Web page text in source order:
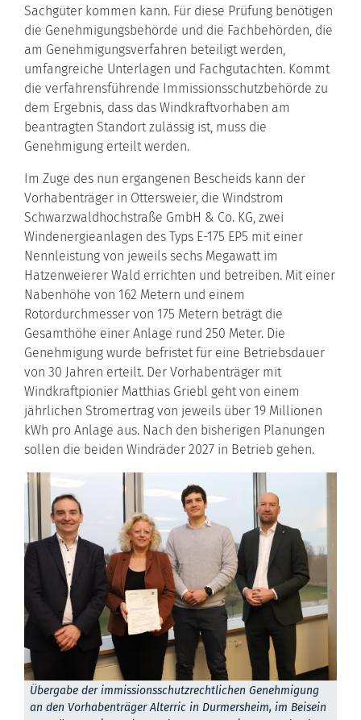
Sachgüter kommen kann. Für diese Prüfung benötigen
die Genehmigungsbehörde und die Fachbehörden, die
am Genehmigungsverfahren beteiligt werden,
umfangreiche Unterlagen und Fachgutachten. Kommt
die verfahrensführende Immissionsschutzbehörde zu
dem Ergebnis, dass das Windkraftvorhaben am
beantragten Standort zulässig ist, muss die
Genehmigung erteilt werden.
Im Zuge des nun ergangenen Bescheids kann der
Vorhabenträger in Ottersweier, die Windstrom
Schwarzwaldhochstraße GmbH & Co. KG, zwei
Windenergieanlagen des Typs E-175 EP5 mit einer
Nennleistung von jeweils sechs Megawatt im
Hatzenweierer Wald errichten und betreiben. Mit einer
Nabenhöhe von 162 Metern und einem
Rotordurchmesser von 175 Metern beträgt die
Gesamthöhe einer Anlage rund 250 Meter. Die
Genehmigung wurde befristet für eine Betriebsdauer
von 30 Jahren erteilt. Der Vorhabenträger mit
Windkraftpionier Matthias Griebl geht von einem
jährlichen Stromertrag von jeweils über 19 Millionen
kWh pro Anlage aus. Nach den bisherigen Planungen
sollen die beiden Windräder 2027 in Betrieb gehen.
Übergabe der immissionsschutzrechtlichen Genehmigung
an den Vorhabenträger Alterric in Durmersheim, im Beisein